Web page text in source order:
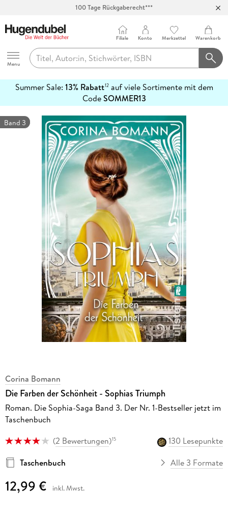
100 Tage Rückgaberecht***
Hugendubel
Menu
Filiale Konto Merkzettel Warenkorb
Summer Sale: 13% Rabatt12auf viele Sortimente mit dem
CodeSOMMER13
erfahren
Band 3
Corina Bomann
Die Farben der Schönheit - Sophias Triumph
Roman. Die Sophia-Saga Band 3. Der Nr. 1-Bestseller jetzt im
Taschenbuch
(2 Bewertungen)15
130 Lesepunkte
Taschenbuch
Alle 3 Formate
12,99 € inkl. Mwst.